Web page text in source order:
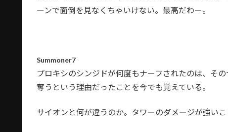
ーンで面倒を見なくちゃいけない。最高だわー。
Summoner7
プロキシのシンジドが何度もナーフされたのは、そ
奪うという理由だったことを今でも覚えている。
サイオンと何が違うのか。タワーのダメージが強いこ